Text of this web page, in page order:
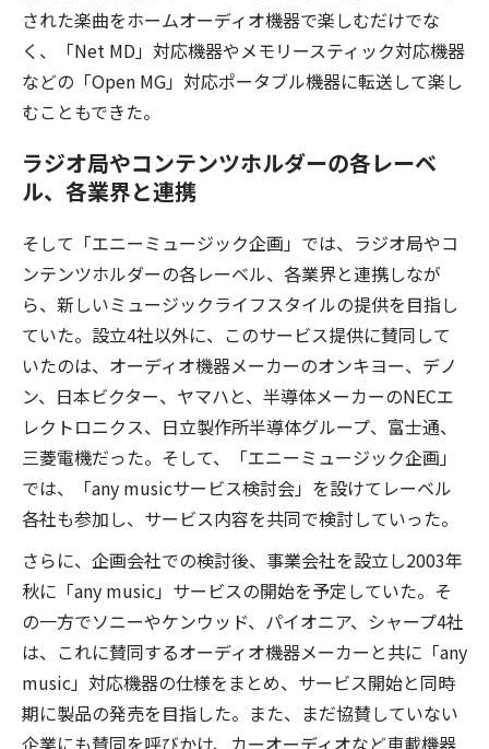
された楽曲をホームオーディオ機器で楽しむだけでな
く、「Net MD」対応機器やメモリースティック対応機器
などの「Open MG」対応ポータブル機器に転送して楽し
むこともできた。
ラジオ局やコンテンツホルダーの各レーベ
ル、各業界と連携
そして「エニーミュージック企画」では、ラジオ局やコ
ンテンツホルダーの各レーベル、各業界と連携しなが
ら、新しいミュージックライフスタイルの提供を目指し
ていた。設立4社以外に、このサービス提供に賛同して
いたのは、オーディオ機器メーカーのオンキヨー、デノ
ン、日本ビクター、ヤマハと、半導体メーカーのNECエ
レクトロニクス、日立製作所半導体グループ、富士通、
三菱電機だった。そして、「エニーミュージック企画」
では、「any musicサービス検討会」を設けてレーベル
各社も参加し、サービス内容を共同で検討していった。
さらに、企画会社での検討後、事業会社を設立し2003年
秋に「any music」サービスの開始を予定していた。そ
の一方でソニーやケンウッド、パイオニア、シャープ4社
は、これに賛同するオーディオ機器メーカーと共に「any
music」対応機器の仕様をまとめ、サービス開始と同時
期に製品の発売を目指した。また、まだ協賛していない
企業にも賛同を呼びかけ、カーオーディオなど車載機器